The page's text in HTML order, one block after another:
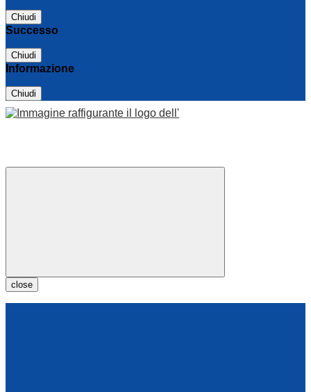
Chiudi
Successo
Chiudi
Informazione
Chiudi
close